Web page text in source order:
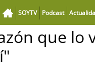
SOYTV Podcast
que lo